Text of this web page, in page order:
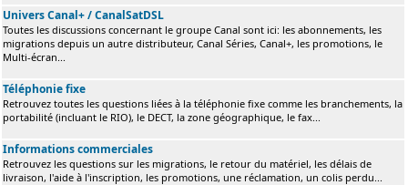
Univers Canal+ / CanalSatDSL
Toutes les discussions concernant le groupe Canal sont ici: les abonnements, les
migrations depuis un autre distributeur, Canal Séries, Canal+, les promotions, le
Multi-écran...
Téléphonie fixe
Retrouvez toutes les questions liées à la téléphonie fixe comme les branchements, la
portabilité (incluant le RIO), le DECT, la zone géographique, le fax...
Informations commerciales
Retrouvez les questions sur les migrations, le retour du matériel, les délais de
livraison, l'aide à l'inscription, les promotions, une réclamation, un colis perdu...